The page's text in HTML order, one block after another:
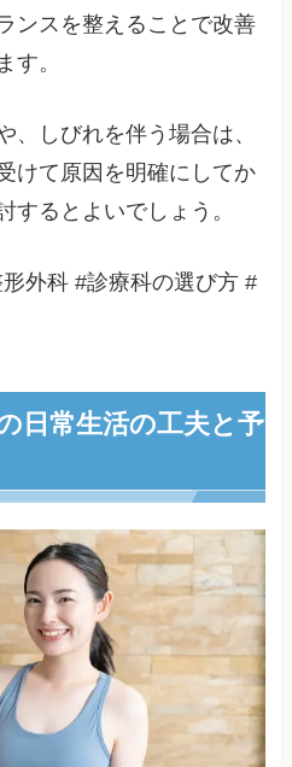
ンスを整えることで改善
す。
、しびれを伴う場合は、
けて原因を明確にしてか
するとよいでしょう。
外科 #診療科の選び方 #
日常生活の工夫と予